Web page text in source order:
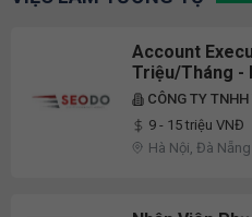
Account
Triệu/Tháng -
CÔNG TY
9 - 15 triệu VNĐ
Hà Nội, Đà Nẵng